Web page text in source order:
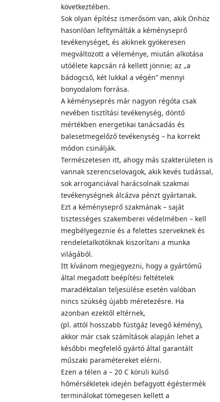
következtében.
Sok olyan építész ismerősöm van, akik Önhöz
hasonlóan lefitymálták a kéményseprő
tevékenységet, és akiknek gyökeresen
megváltozott a véleménye, miután alkotása
utóélete kapcsán rá kellett jönnie; az „a
bádogcső, két lukkal a végén” mennyi
bonyodalom forrása.
A kéményseprés már nagyon régóta csak
nevében tisztítási tevékenység, döntő
mértékben energetikai tanácsadás és
balesetmegelőző tevékenység – ha korrekt
módon csinálják.
Természetesen itt, ahogy más szakterületen is
vannak szerencselovagok, akik kevés tudással,
sok arroganciával harácsolnak szakmai
tevékenységnek álcázva pénzt gyártanak.
Ezt a kéményseprő szakmának – saját
tisztességes szakemberei védelmében – kell
megbélyegeznie és a felettes szerveknek és
rendeletalkotóknak kiszorítani a munka
világából.
Itt kívánom megjegyezni, hogy a gyártómű
által megadott beépítési feltételek
maradéktalan teljesülése esetén valóban
nincs szükség újabb méretezésre. Ha
azonban ezektől eltérnek,
(pl. attól hosszabb füstgáz levegő kémény),
akkor már csak számítások alapján lehet a
későbbi megfelelő gyártó által garantált
műszaki paramétereket elérni.
Ezen a télen a – 20 C körüli külső
hőmérsékletek idején befagyott égéstermék
terminálokat tömegesen kellett a